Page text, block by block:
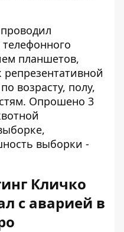
планшетов,
возрасту, полу,
Опрошено 3
выборки -
Кличко
с аварией в